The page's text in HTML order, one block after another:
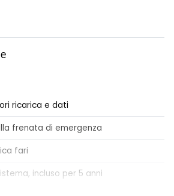
ricarica e dati
frenata di emergenza
fari
incluso per 5 anni